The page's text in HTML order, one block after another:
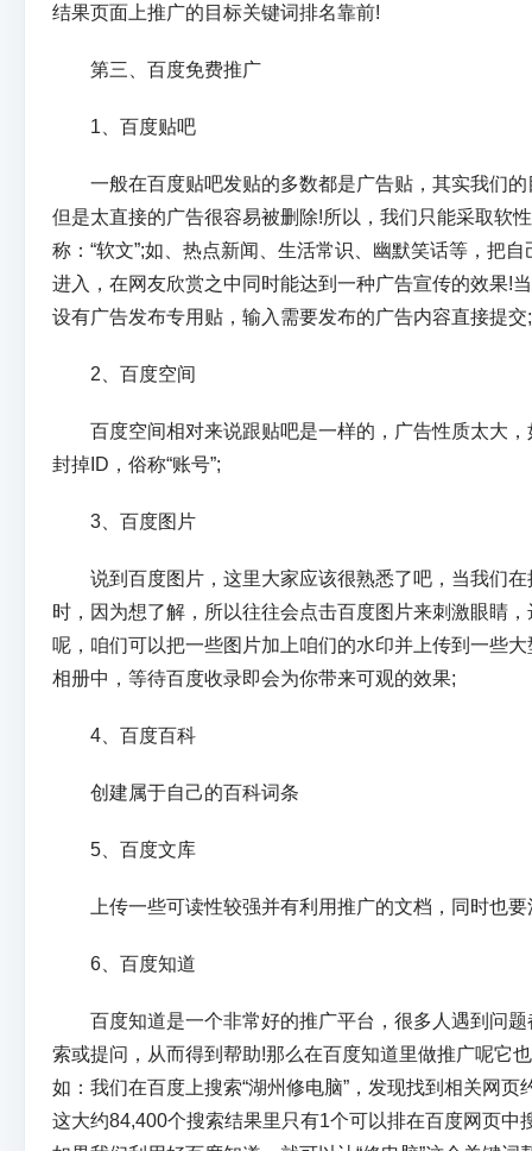
结果页面上推广的目标关键词排名靠前!
第三、百度免费推广
1、百度贴吧
一般在百度贴吧发贴的多数都是广告贴，其实我们的
但是太直接的广告很容易被删除!所以，我们只能采取软
称：“软文”;如、热点新闻、生活常识、幽默笑话等，把
进入，在网友欣赏之中同时能达到一种广告宣传的效果!
设有广告发布专用贴，输入需要发布的广告内容直接提交;
2、百度空间
百度空间相对来说跟贴吧是一样的，广告性质太大，
封掉ID，俗称“账号”;
3、百度图片
说到百度图片，这里大家应该很熟悉了吧，当我们在
时，因为想了解，所以往往会点击百度图片来刺激眼睛
呢，咱们可以把一些图片加上咱们的水印并上传到一些
相册中，等待百度收录即会为你带来可观的效果;
4、百度百科
创建属于自己的百科词条
5、百度文库
上传一些可读性较强并有利用推广的文档，同时也要
6、百度知道
百度知道是一个非常好的推广平台，很多人遇到问题
索或提问，从而得到帮助!那么在百度知道里做推广呢它
如：我们在百度上搜索“湖州修电脑”，发现找到相关网页
这大约84,400个搜索结果里只有1个可以排在百度网页中